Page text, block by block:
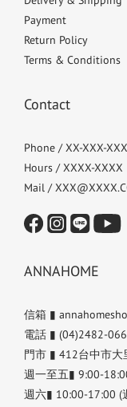
Payment
Return Policy
Terms & Conditions
Contact
Phone / XX-XXX-
Hours / XXXX-XXXX
Mail /
ANNAHOME
信箱 ▮
電話 ▮ (04)2482-
門市 ▮ 412台中市
週一至五▮ 9:00-
週六▮ 10:00-17:00 (